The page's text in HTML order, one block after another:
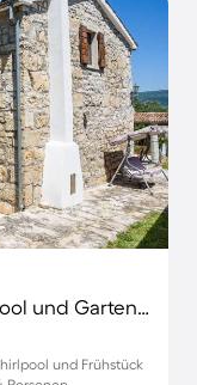
Ferienhaus mit Terrasse, Whirlpool und Garten | Naturblick
und Frühstück